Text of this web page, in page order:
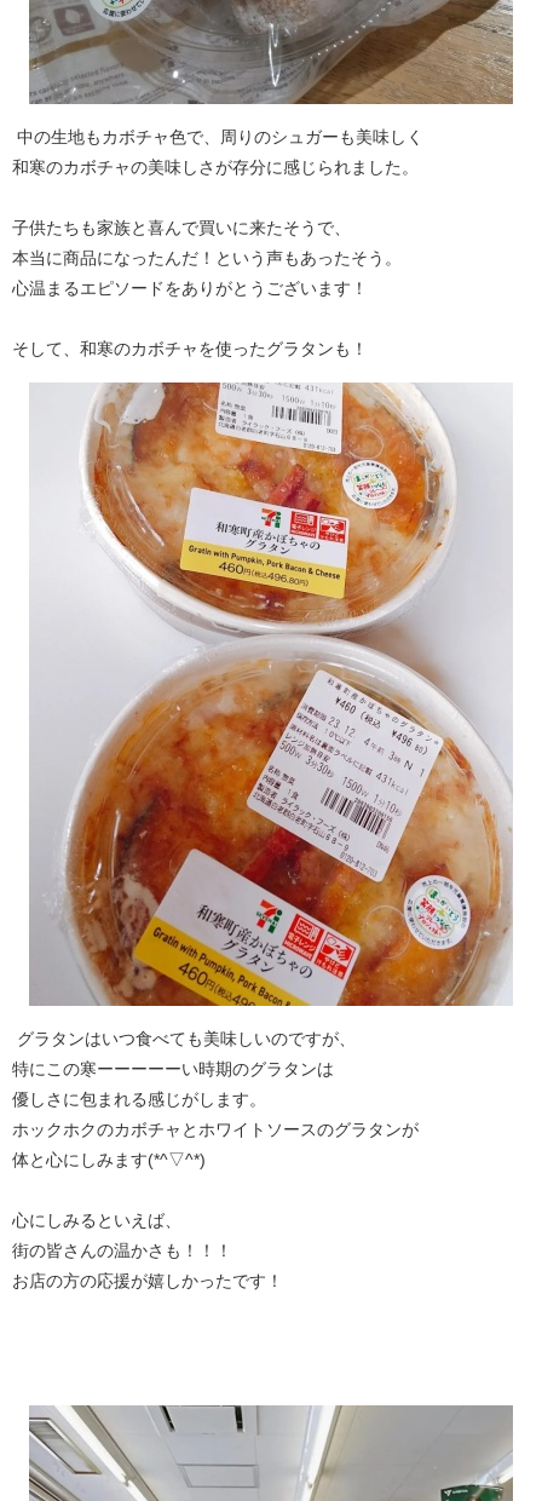
中の生地もカボチャ色で、周りのシュガーも美味しく
和寒のカボチャの美味しさが存分に感じられました。
子供たちも家族と喜んで買いに来たそうで、
本当に商品になったんだ！という声もあったそう。
心温まるエピソードをありがとうございます！
そして、和寒のカボチャを使ったグラタンも！
グラタンはいつ食べても美味しいのですが、
特にこの寒ーーーーーい時期のグラタンは
優しさに包まれる感じがします。
ホックホクのカボチャとホワイトソースのグラタンが
体と心にしみます(*^▽^*)
心にしみるといえば、
街の皆さんの温かさも！！！
お店の方の応援が嬉しかったです！